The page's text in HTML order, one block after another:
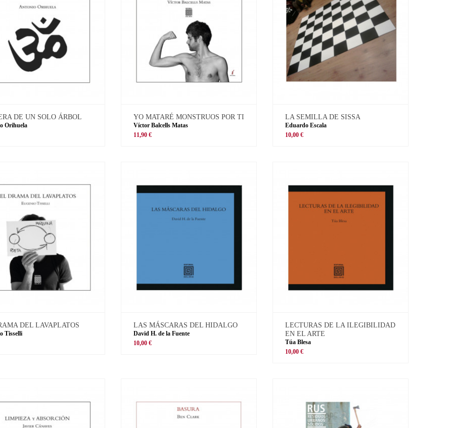
DE UN SOLO ÁRBOL
Orihuela
YO MATARÉ MONSTRUOS POR TI
Víctor Balcells Matas
11,90 €
LA SEMILLA DE SISSA
Eduardo Escala
10,00 €
DEL LAVAPLATOS
Tisselli
LAS MÁSCARAS DEL HIDALGO
David H. de la Fuente
10,00 €
LECTURAS DE LA ILEGIBILIDAD
EN EL ARTE
Túa Blesa
10,00 €